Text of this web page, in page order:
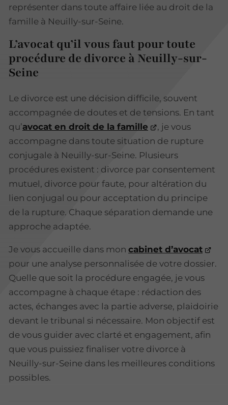
représenter dans toute affaire liée au droit de la
famille à Neuilly-sur-Seine.
L’avocat qu’il vous faut pour toute
procédure de divorce à Neuilly-sur-
Seine
Le divorce est une décision difficile, souvent
accompagnée de doutes et de tensions. En tant
qu’avocat en droit de la famille
, je vous
accompagne dans toute situation de rupture
conjugale à Neuilly-sur-Seine. Plusieurs
procédures existent : divorce par consentement
mutuel, divorce pour faute, pour altération du
lien conjugal ou pour acceptation du principe
de la rupture. Chaque séparation demande une
approche adaptée.
Je vous accueille dans mon cabinet d’avocat
pour une analyse personnalisée de votre dossier.
Quelle que soit la procédure engagée, je vous
accompagne à chaque étape : rédaction des
actes, échanges avec la partie adverse, plaidoirie
devant le tribunal si nécessaire. Mon objectif est
de vous guider avec clarté et engagement, afin
que vous puissiez finaliser votre divorce à
Neuilly-sur-Seine dans les meilleures conditions
possibles.